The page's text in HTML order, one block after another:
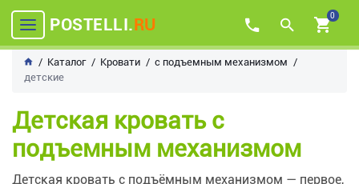
POSTELLI.RU 0
Каталог Кровати
с подъемным механизмом
детские
Детская кровать с
подъемным механизмом
Детская кровать с подъёмным механизмом — первое,